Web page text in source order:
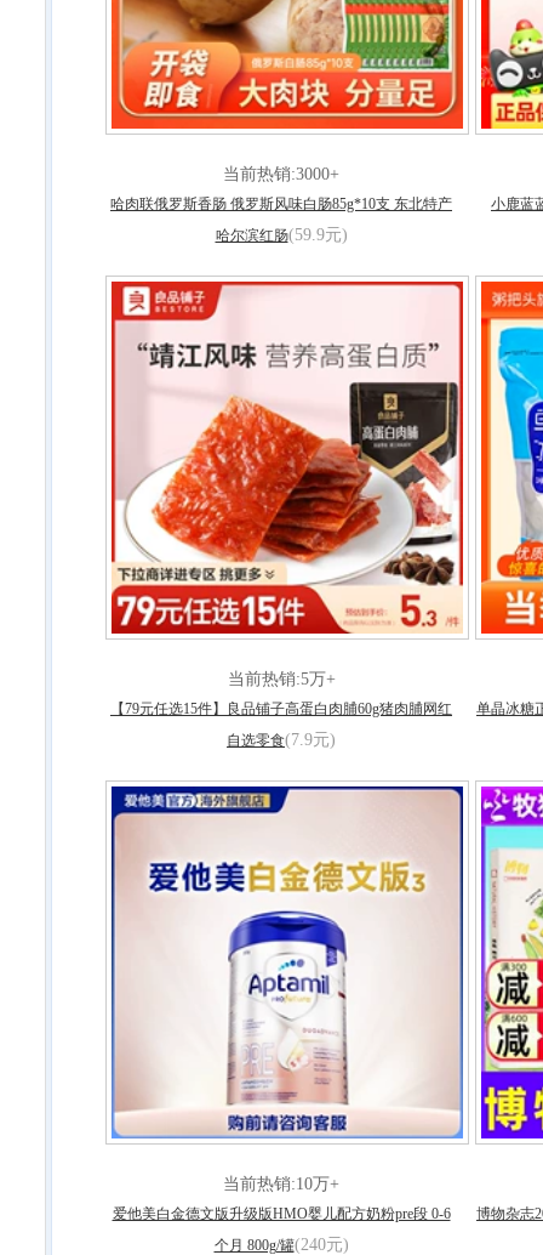
当前热销:3000+
哈肉联俄罗斯香肠 俄罗斯风味白肠85g*10支 东北特产
哈尔滨红肠(59.9元)
小鹿蓝
当前热销:5万+
【79元任选15件】良品铺子高蛋白肉脯60g猪肉脯网红
自选零食(7.9元)
单晶冰糖
当前热销:10万+
爱他美白金德文版升级版HMO婴儿配方奶粉pre段 0-6
个月 800g/罐(240元)
博物杂志